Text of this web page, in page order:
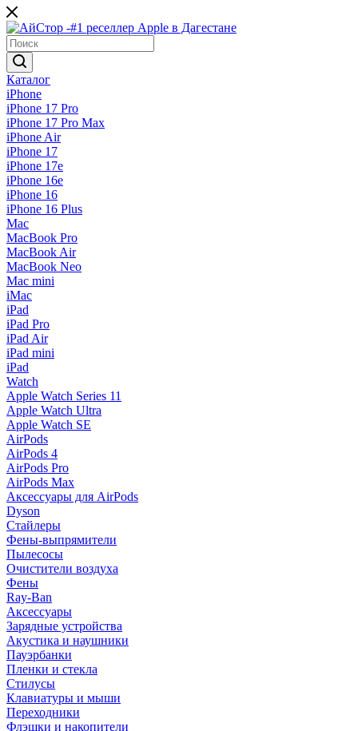
Каталог
iPhone
iPhone 17 Pro
iPhone 17 Pro Max
iPhone Air
iPhone 17
iPhone 17e
iPhone 16e
iPhone 16
iPhone 16 Plus
Mac
MacBook Pro
MacBook Air
MacBook Neo
Mac mini
iMac
iPad
iPad Pro
iPad Air
iPad mini
iPad
Watch
Apple Watch Series 11
Apple Watch Ultra
Apple Watch SE
AirPods
AirPods 4
AirPods Pro
AirPods Max
Аксессуары для AirPods
Dyson
Стайлеры
Фены-выпрямители
Пылесосы
Очистители воздуха
Фены
Ray-Ban
Аксессуары
Зарядные устройства
Акустика и наушники
Пауэрбанки
Пленки и стекла
Стилусы
Клавиатуры и мыши
Переходники
Флэшки и накопители